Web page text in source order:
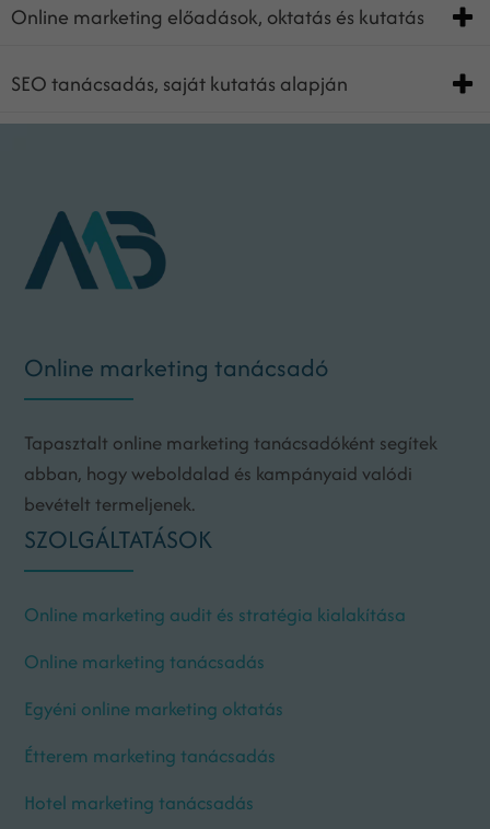
Online marketing előadások, oktatás és kutatás
SEO tanácsadás, saját kutatás alapján
Online marketing tanácsadó
Tapasztalt online marketing tanácsadóként segítek
abban, hogy weboldalad és kampányaid valódi
bevételt termeljenek.
SZOLGÁLTATÁSOK
Online marketing audit és stratégia kialakítása
Online marketing tanácsadás
Egyéni online marketing oktatás
Étterem marketing tanácsadás
Hotel marketing tanácsadás